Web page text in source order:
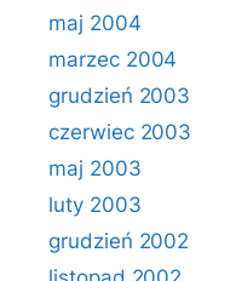
maj 2004
marzec 2004
grudzień 2003
czerwiec 2003
maj 2003
luty 2003
grudzień 2002